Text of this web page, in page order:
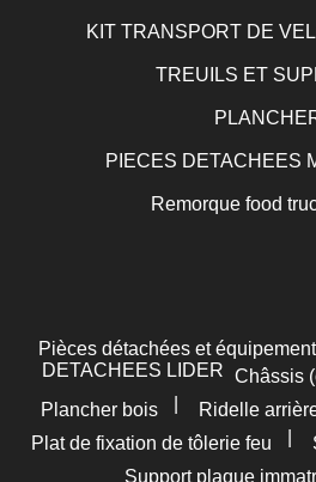
KIT TRANSPORT DE
TREUILS ET
PIECES DETACHEES
Remorque food
Pièces détachées et
DETACHEES LIDER Châssis
Plancher bois
Ridelle
Plat de fixation de tôlerie feu
Support plaque